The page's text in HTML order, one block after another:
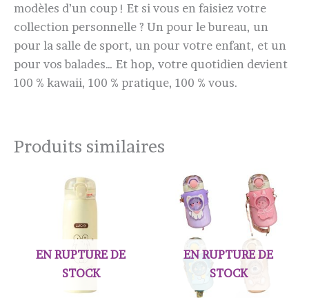
modèles d’un coup ! Et si vous en faisiez votre
collection personnelle ? Un pour le bureau, un
pour la salle de sport, un pour votre enfant, et un
pour vos balades… Et hop, votre quotidien devient
100 % kawaii, 100 % pratique, 100 % vous.
Produits similaires
EN RUPTURE DE
STOCK
EN RUPTURE DE
STOCK